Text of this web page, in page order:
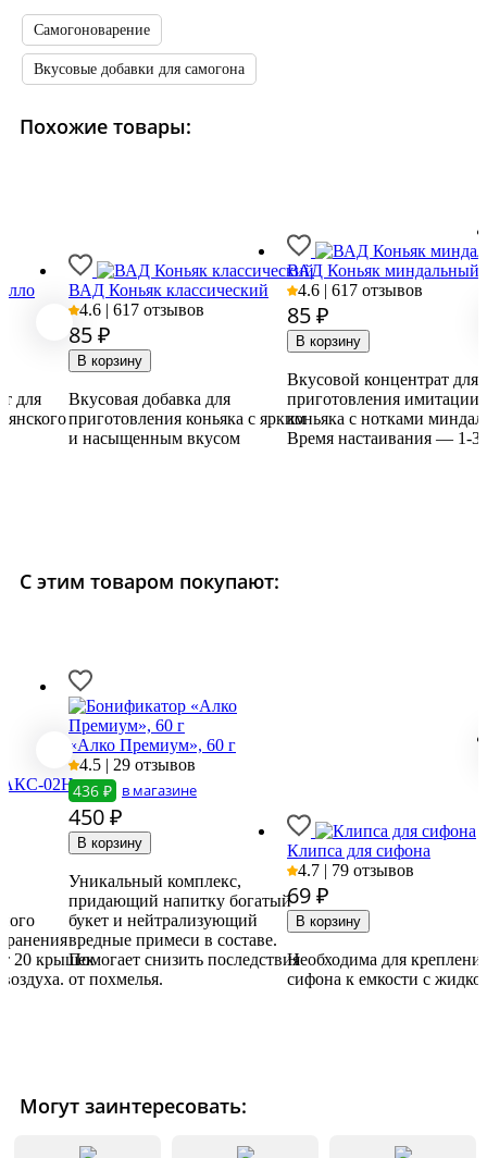
Самогоноварение
Вкусовые добавки для самогона
Похожие товары:
для
ВАД Коньяк классический
4.6 | 617 отзывов
85₽
Вкусовая добавка для
приготовления коньяка с ярким
и насыщенным вкусом
ВАД Коньяк миндальный
4.6 | 617 отзывов
85₽
Вкусовой концентрат для
приготовления имитации
коньяка с нотками
Время настаивания — 1-3
С этим товаром покупают:
02Н
20 крышек
«Алко Премиум», 60 г
4.5 | 29 отзывов
436 ₽ в магазине
450₽
Уникальный комплекс,
придающий напитку богатый
букет и нейтрализующий
вредные примеси в составе.
Помогает снизить последствия
от похмелья.
Клипса для сифона
4.7 | 79 отзывов
69₽
Необходима для
сифона к емкости с
Могут заинтересовать: